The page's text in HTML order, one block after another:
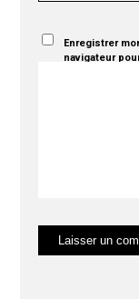
Enregistrer
navigateur